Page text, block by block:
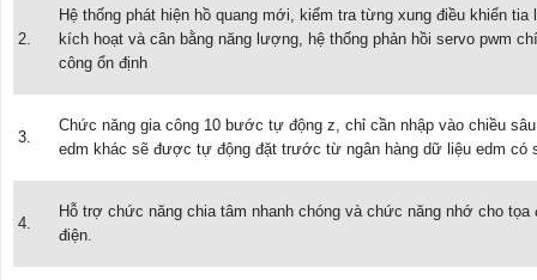
2.
Hệ thống phát hiện hồ quang mới, kiểm tra từng xung điều khiển
kích hoạt và cân bằng năng lượng, hệ thống phản hồi servo pwm
công ổn định
3.
Chức năng gia công 10 bước tự động z, chỉ cần nhập vào chiều
edm khác sẽ được tự động đặt trước từ ngân hàng dữ liệu edm có
4.
Hỗ trợ chức năng chia tâm nhanh chóng và chức năng nhớ cho
điện.